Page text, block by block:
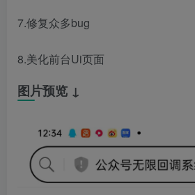
7.修复众多bug
8.美化前台Ui页面
图片预览 ↓